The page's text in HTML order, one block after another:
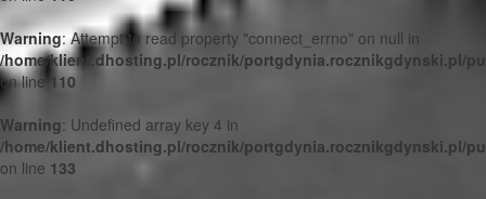
Warning: Attempt to read property "connect_errno" on null in
/home/klient.dhosting.pl/rocznik/portgdynia.rocznikgdynski.pl/
on line110
Warning: Undefined array key 4 in
/home/klient.dhosting.pl/rocznik/portgdynia.rocznikgdynski.pl/
on line 133